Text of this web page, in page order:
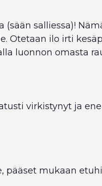
salliessa)!
Otetaan ilo irti
luonnon omasta
virkistynyt ja
pääset mukaan